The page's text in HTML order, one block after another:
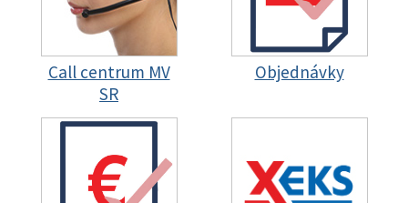
Call centrum MV
SR
Objednávky